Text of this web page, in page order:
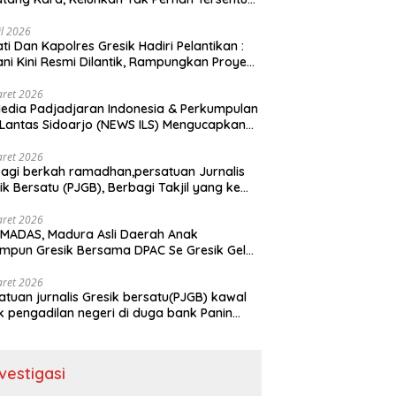
2026
Dan Kapolres Gresik Hadiri Pelantikan :
Kini Resmi Dilantik, Rampungkan Proyek
2026
Padjadjaran Indonesia & Perkumpulan
Sidoarjo (NEWS ILS) Mengucapkan
2026
berkah ramadhan,persatuan Jurnalis
Bersatu (PJGB), Berbagi Takjil yang ke
2026
Madura Asli Daerah Anak
Gresik Bersama DPAC Se Gresik Gelar
Joko Samudro
2026
jurnalis Gresik bersatu(PJGB) kawal
pengadilan negeri di duga bank Panin